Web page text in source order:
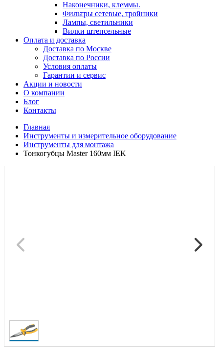
Наконечники, клеммы.
Фильтры сетевые, тройники
Лампы, светильники
Вилки штепсельные
Оплата и доставка
Доставка по Москве
Доставка по России
Условия оплаты
Гарантии и сервис
Акции и новости
О компании
Блог
Контакты
Главная
Инструменты и измерительное оборудование
Инструменты для монтажа
Тонкогубцы Master 160мм IEK